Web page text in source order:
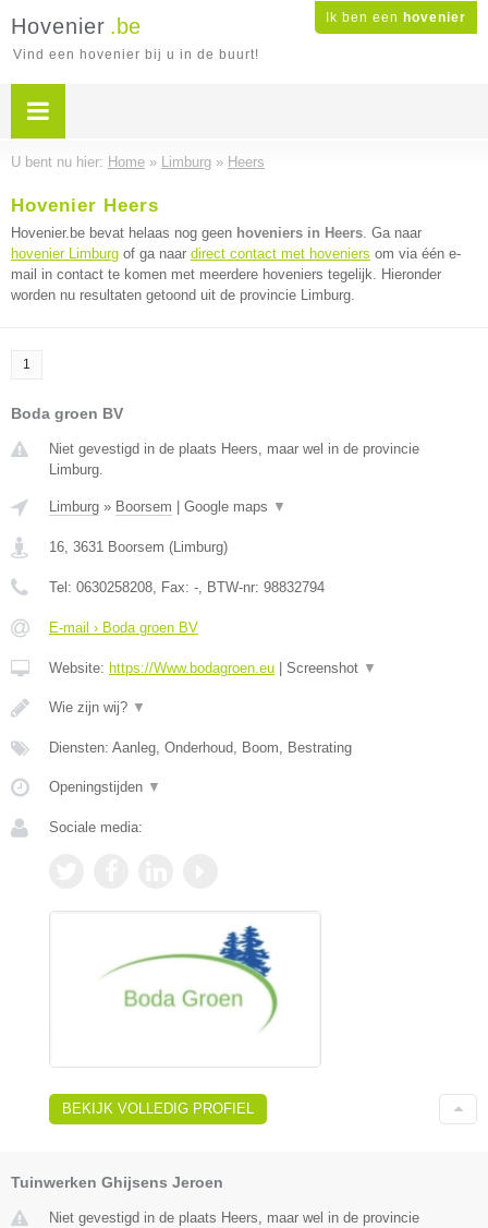
Ik ben een hovenier
Hovenier .be
Vind een hovenier bij u in de buurt!
U bent nu hier: Home » Limburg » Heers
Hovenier Heers
Hovenier.be bevat helaas nog geen hoveniers in Heers. Ga naar
hovenier Limburg of ga naar direct contact met hoveniers om via één e-
mail in contact te komen met meerdere hoveniers tegelijk. Hieronder
worden nu resultaten getoond uit de provincie Limburg.
1
Boda groen BV
Niet gevestigd in de plaats Heers, maar wel in de provincie
Limburg.
Limburg » Boorsem Google maps ▼
16, 3631 Boorsem (Limburg)
Tel: 0630258208, Fax: -, BTW-nr: 98832794
E-mail › Boda groen BV
Website: https://Www.bodagroen.eu Screenshot ▼
Wie zijn wij? ▼
Diensten: Aanleg, Onderhoud, Boom, Bestrating
Openingstijden ▼
Sociale media:
BEKIJK VOLLEDIG PROFIEL
Tuinwerken Ghijsens Jeroen
Niet gevestigd in de plaats Heers, maar wel in de provincie